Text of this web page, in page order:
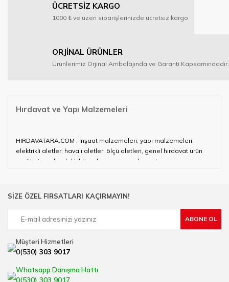
ÜCRETSİZ KARGO
1000 ₺ ve üzeri siparişlerinizde ücretsiz kargo
ORJİNAL ÜRÜNLER
Ürünlerimiz Orjinal Ambalajında ve Garanti Kapsamındadır.
Hırdavat ve Yapı Malzemeleri
HIRDAVATARA.COM ; İnşaat malzemeleri, yapı malzemeleri,
elektrikli aletler, havalı aletler, ölçü aletleri, genel hırdavat ürün
çeşitleri ve alandaki ihtiyaçlarınızın neredeyse tamamını
çalışan HIRDAVATARA.COM geniş ürün yelpazesi ile siz değerli
Ülkemizde özellikle gelişen sanayi, inşaat ve fabrikalaşma
çözümü üreten bir çok firmadan biri olan HIRDAVATARA.COM
sektörde artan rekabet doğrultusunda en uygun ve hızlı temin
Ürün çeşitliliğimizden bazıları ; Bi-metal panç, pense, matkap
SİZE ÖZEL FIRSATLARI KAÇIRMAYIN!
ABONE OL
Müşteri Hizmetleri
0(530) 303 9017
Whatsapp Danışma Hattı
0(530) 303 9017